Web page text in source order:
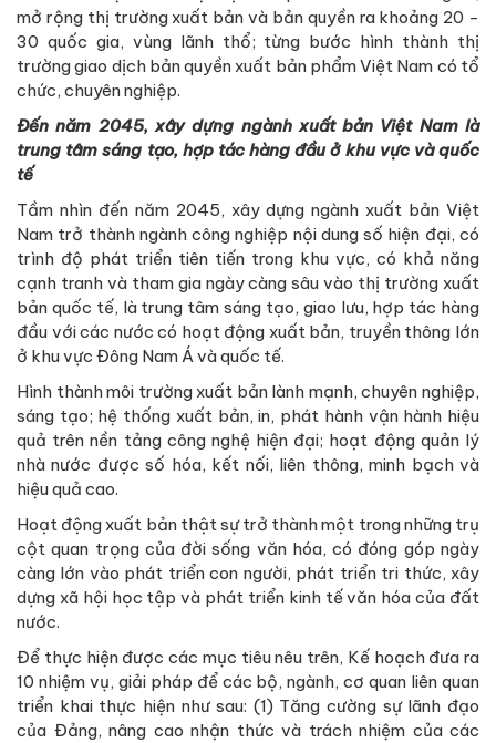
mở rộng thị trường xuất bản và bản quyền ra khoảng 20 -
30 quốc gia, vùng lãnh thổ; từng bước hình thành thị
trường giao dịch bản quyền xuất bản phẩm Việt Nam có tổ
chức, chuyên nghiệp.
Đến năm 2045, xây dựng ngành xuất bản Việt Nam là
trung tâm sáng tạo, hợp tác hàng đầu ở khu vực và quốc
tế
Tầm nhìn đến năm 2045, xây dựng ngành xuất bản Việt
Nam trở thành ngành công nghiệp nội dung số hiện đại, có
trình độ phát triển tiên tiến trong khu vực, có khả năng
cạnh tranh và tham gia ngày càng sâu vào thị trường xuất
bản quốc tế, là trung tâm sáng tạo, giao lưu, hợp tác hàng
đầu với các nước có hoạt động xuất bản, truyền thông lớn
ở khu vực Đông Nam Á và quốc tế.
Hình thành môi trường xuất bản lành mạnh, chuyên nghiệp,
sáng tạo; hệ thống xuất bản, in, phát hành vận hành hiệu
quả trên nền tảng công nghệ hiện đại; hoạt động quản lý
nhà nước được số hóa, kết nối, liên thông, minh bạch và
hiệu quả cao.
Hoạt động xuất bản thật sự trở thành một trong những trụ
cột quan trọng của đời sống văn hóa, có đóng góp ngày
càng lớn vào phát triển con người, phát triển tri thức, xây
dựng xã hội học tập và phát triển kinh tế văn hóa của đất
nước.
Để thực hiện được các mục tiêu nêu trên, Kế hoạch đưa ra
10 nhiệm vụ, giải pháp để các bộ, ngành, cơ quan liên quan
triển khai thực hiện như sau: (1) Tăng cường sự lãnh đạo
của Đảng, nâng cao nhận thức và trách nhiệm của các